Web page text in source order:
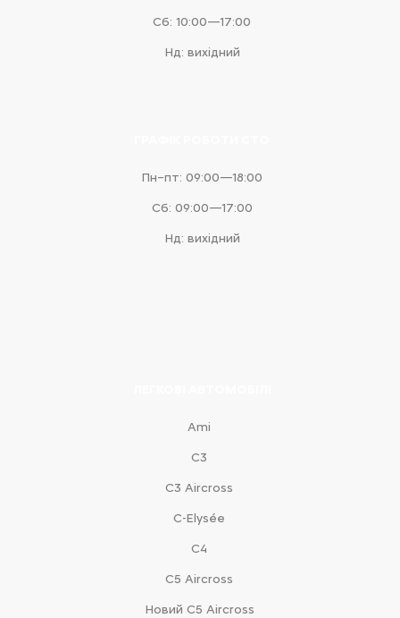
Сб: 10:00—17:00
Нд: вихідний
Пн–пт: 09:00—18:00
Сб: 09:00—17:00
Нд: вихідний
Ami
С3
С3 Aircross
C-Elysée
С4
С5 Aircross
Новий С5 Aircross